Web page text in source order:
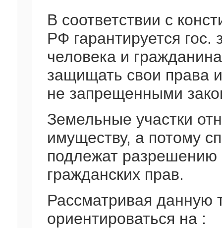
В соответствии с
РФ гарантируется
человека и
защищать свои права
не запрещенными
Земельные участки
имуществу, а потому
подлежат
гражданских прав.
Рассматривая данную
ориентироваться на :